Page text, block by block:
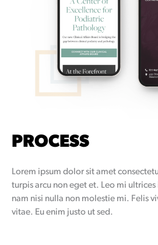
PROCESS
Lorem ipsum dolor sit amet
turpis arcu non eget et. Leo mi
nam nisi nulla non molestie mi. Felis
vitae. Eu enim justo ut sed.